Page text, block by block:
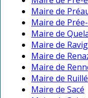
Maire de
Maire de
Maire de
Maire de
Maire de
Maire de
Maire de
Maire de Sacé